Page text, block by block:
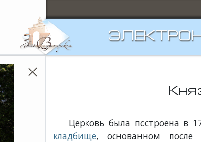
Церковь была построена в
кладбище, основанном после